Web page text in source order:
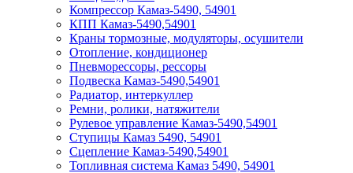
Компрессор Камаз-5490, 54901
КПП Камаз-5490,54901
Краны тормозные, модуляторы, осушители
Отопление, кондиционер
Пневморессоры, рессоры
Подвеска Камаз-5490,54901
Радиатор, интеркуллер
Ремни, ролики, натяжители
Рулевое управление Камаз-5490,54901
Ступицы Камаз 5490, 54901
Сцепление Камаз-5490,54901
Топливная система Камаз 5490, 54901